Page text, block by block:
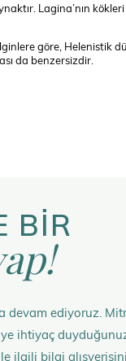
Lagina’nın kökleri
göre, Helenistik
da benzersizdir.
BİR
ediyoruz.
ihtiyaç
ilgili bilgi